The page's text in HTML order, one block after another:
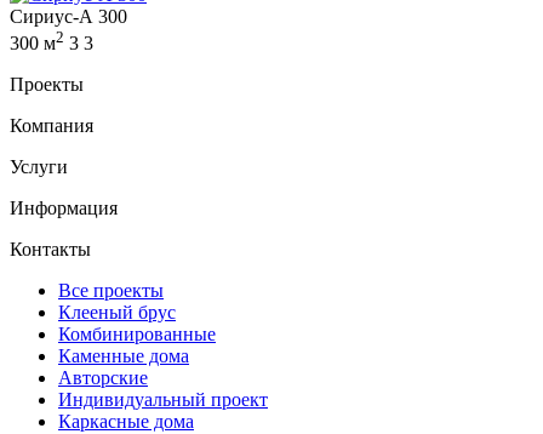
Сириус-А 300
300 м2 3 3
Проекты
Компания
Услуги
Информация
Контакты
Все проекты
Клееный брус
Комбинированные
Каменные дома
Авторские
Индивидуальный проект
Каркасные дома